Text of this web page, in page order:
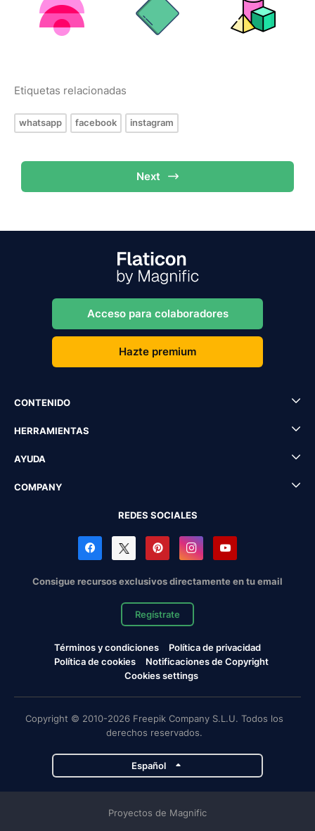
Etiquetas relacionadas
whatsapp facebook instagram
Next
Acceso para colaboradores
Hazte premium
CONTENIDO
HERRAMIENTAS
AYUDA
COMPANY
REDES SOCIALES
Consigue recursos exclusivos directamente en tu email
Regístrate
Términos y condiciones
Política de privacidad
Política de cookies
Notificaciones de Copyright
Cookies settings
Copyright © 2010-2026 Freepik Company S.L.U. Todos los
derechos reservados.
Español
Proyectos de Magnific